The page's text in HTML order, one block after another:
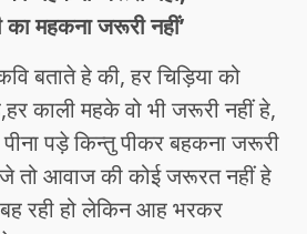
का महकना जरूरी नहीं’
बताते हे की, हर चिड़िया को
काली महके वो भी जरूरी नहीं हे,
पड़े किन्तु पीकर बहकना जरूरी
तो आवाज की कोई जरूरत नहीं हे
रही हो लेकिन आह भरकर